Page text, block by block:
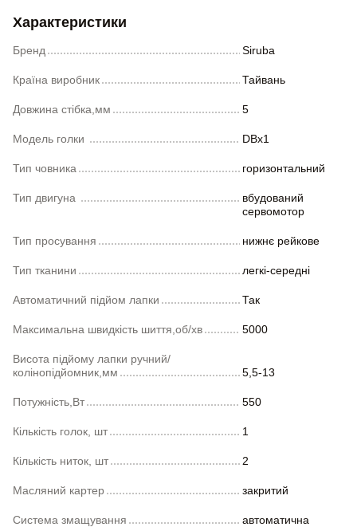
Характеристики
Бренд Siruba
Країна виробник Тайвань
Довжина стібка,мм 5
Модель голки DBх1
Тип човника горизонтальний
Тип двигуна
вбудований
сервомотор
Тип просування нижнє рейкове
Тип тканини легкі-середні
Автоматичний підйом лапки Так
Максимальна швидкість шиття,об/хв 5000
Висота підйому лапки ручний/
колінопідйомник,мм
5,5-13
Потужність,Вт 550
Кількість голок, шт 1
Кількість ниток, шт 2
Масляний картер закритий
Система змащування автоматична